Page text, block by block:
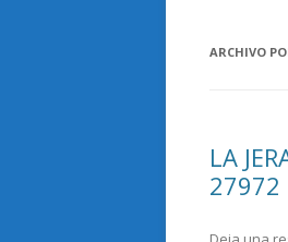
ARCHIVO
LA
27972